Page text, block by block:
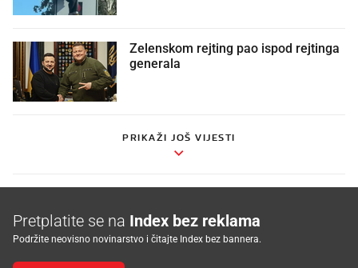
Zelenskom rejting pao ispod rejtinga
generala
PRIKAŽI JOŠ VIJESTI
Pretplatite se na Index bez reklama
Podržite neovisno novinarstvo i čitajte Index bez bannera.